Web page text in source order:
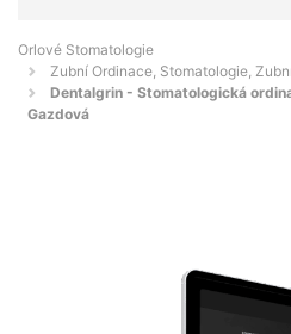
Orlové Stomatologie
Zubní Ordinace, Stomatologie,
Dentalgrin - Stomatologická
Gazdová